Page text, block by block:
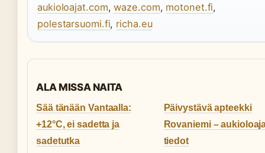
aukioloajat.com,waze.com, motonet.fi,
polestarsuomi.fi, richa.eu
ALA MISSA NAITA
Sää tänään Vantaalla:
+12°C, ei sadetta ja
sadetutka
Päivystävä apteekki
Rovaniemi –
tiedot